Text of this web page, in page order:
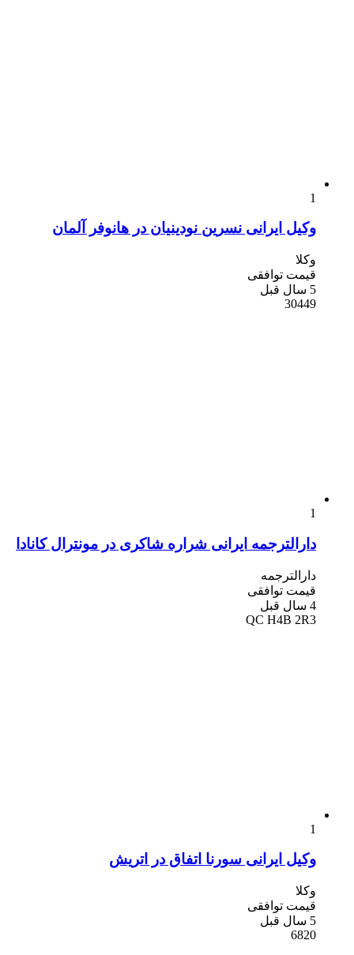
وکیل ایرانی نسرین نودینیان در هانوفر آلمان
وکلا
قیمت توافقی
30449
دارالترجمه ایرانی شراره شاکری در مونترال کانادا
دارالترجمه
قیمت توافقی
QC H4B 2R3
وکیل ایرانی سورنا اتفاق در اتریش
وکلا
قیمت توافقی
6820